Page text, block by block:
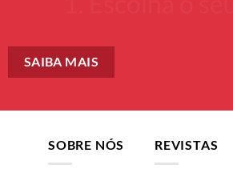
SAIBA MAIS
SOBRE NÓS REVISTAS